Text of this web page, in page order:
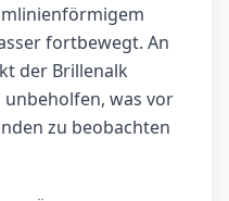
fortbewegt. An
der Brillenalk
was vor
zu beobachten